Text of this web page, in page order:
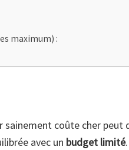
maximum) :
sainement coûte cher peut
avec un budget limité